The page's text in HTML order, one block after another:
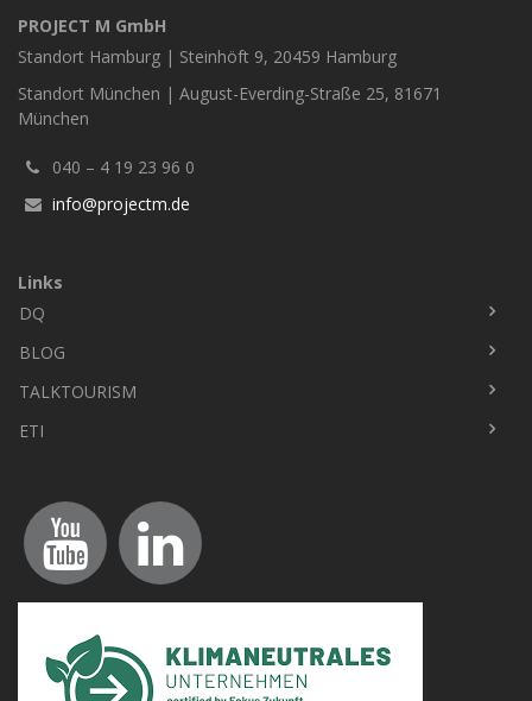
PROJECT M GmbH
Standort Hamburg | Steinhöft 9, 20459 Hamburg
Standort München | August-Everding-Straße 25, 81671
München
040 – 4 19 23 96 0
info@projectm.de
Links
Fußbereich
DQ
BLOG
TALKTOURISM
ETI